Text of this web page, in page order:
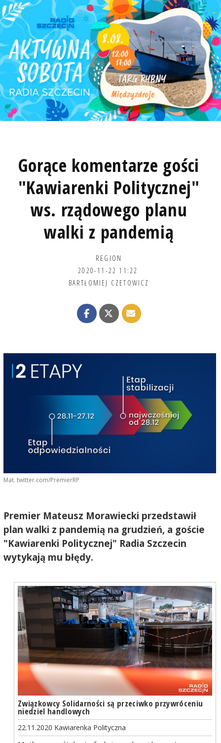
Gorące komentarze gości
"Kawiarenki Politycznej"
ws. rządowego planu
walki z pandemią
REGION
2020-11-22 11:22
BARTŁOMIEJ CZETOWICZ
Mat. twitter.com/PremierRP
Premier Mateusz Morawiecki przedstawił
plan walki z pandemią na grudzień, a goście
"Kawiarenki Politycznej" Radia Szczecin
wytykają mu błędy.
Związkowcy Solidarności są przeciwko przywróceniu
niedziel handlowych
22.11.2020 Kawiarenka Polityczna